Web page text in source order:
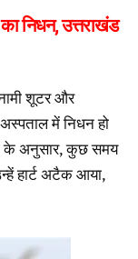
निधन, उत्तराखंड
शूटर और
में निधन हो
के अनुसार, कुछ समय
हार्ट अटैक आया,